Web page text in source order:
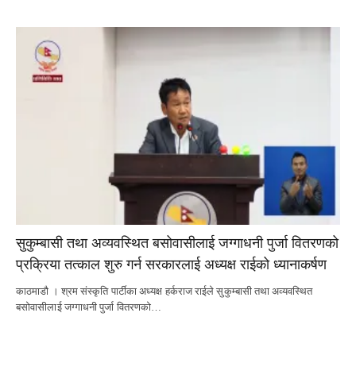
सुकुम्बासी तथा अव्यवस्थित बसोवासीलाई जग्गाधनी पुर्जा वितरणको
प्रक्रिया तत्काल शुरु गर्न सरकारलाई अध्यक्ष राईको ध्यानाकर्षण
काठमाडौ । श्रम संस्कृति पार्टीका अध्यक्ष हर्कराज राईले सुकुम्बासी तथा अव्यवस्थित
बसोवासीलाई जग्गाधनी पुर्जा वितरणको…